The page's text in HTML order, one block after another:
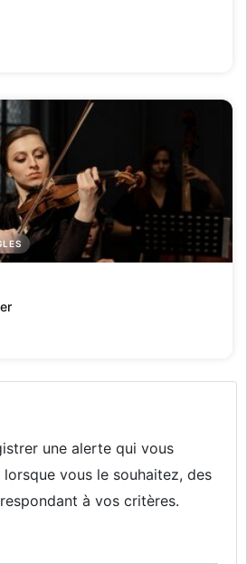
werk van Vivaldi, begeleid door
une alerte qui vous
vous le souhaitez, des
à vos critères.